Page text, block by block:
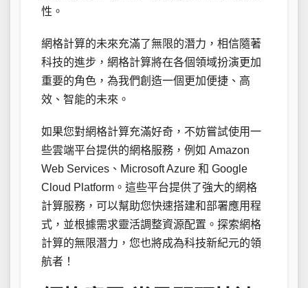
性。
網格計算的未來充滿了無限的潛力，相信隨著
科技的進步，網格計算將在各個領域扮演更加
重要的角色，為我們創造一個更加便捷、高
效、智能的未來。
如果您對網格計算充滿好奇，不妨嘗試使用一
些雲端平台提供的網格服務，例如 Amazon
Web Services、Microsoft Azure 和 Google
Cloud Platform。這些平台提供了強大的網格
計算服務，可以幫助您快速搭建和部署應用程
式，並根據需求靈活調整資源配置。探索網格
計算的無限潛力，您也將成為科技新紀元的領
航者！